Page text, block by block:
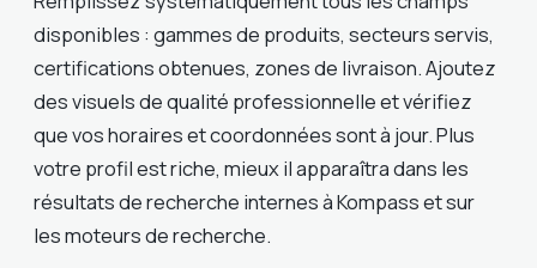
disponibles : gammes de produits, secteurs servis,
certifications obtenues, zones de livraison. Ajoutez
des visuels de qualité professionnelle et vérifiez
que vos horaires et coordonnées sont à jour. Plus
votre profil est riche, mieux il apparaîtra dans les
résultats de recherche internes à Kompass et sur
les moteurs de recherche.